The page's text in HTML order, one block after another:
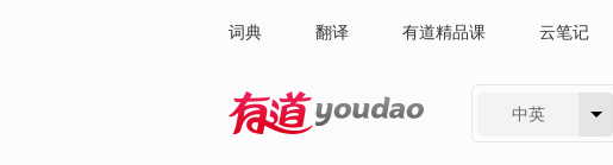
词典 翻译 有道精品课 云笔记
中英